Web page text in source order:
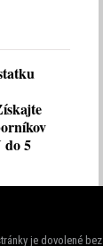
do 5
je dovolené bez